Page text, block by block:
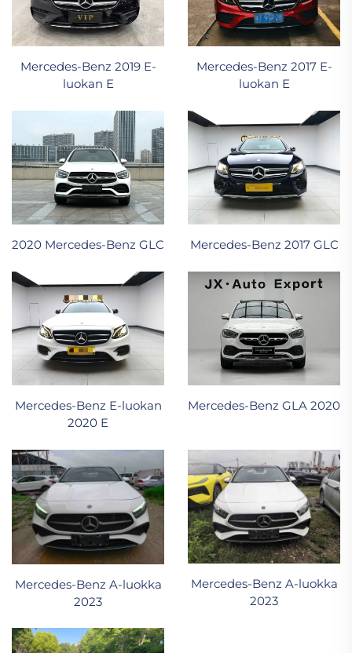
Mercedes-Benz 2019 E-
luokan E
Mercedes-Benz 2017 E-
luokan E
2020 Mercedes-Benz GLC Mercedes-Benz 2017 GLC
Mercedes-Benz E-luokan
2020 E
Mercedes-Benz GLA 2020
Mercedes-Benz A-luokka
2023
Mercedes-Benz A-luokka
2023